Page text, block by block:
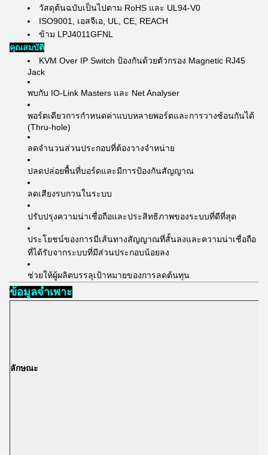
วัสดุต้นฉบับเป็นไปตาม RoHS และ UL94-V0
ISO9001, เอสจีเอ, UL, CE, REACH
ข้าม LPJ4011GFNL
คุณสมบัติ
KVM Over IP Switch ป้องกันด้วยตัวกรอง Magnetic RJ45
Jack
พบกับ IO-Link Masters และ Net Analyser
พอร์ตเดียวการกำหนดค่าแบบหลายพอร์ตและการวางซ้อนกันได้
(Thru-hole)
ลดจำนวนส่วนประกอบที่ต้องวางจำหน่าย
ปลดปล่อยพื้นที่บอร์ดและมีการป้องกันสัญญาณ
ลดเสียงรบกวนในระบบ
ปรับปรุงความน่าเชื่อถือและประสิทธิภาพของระบบที่ดีที่สุด
ประโยชน์ของการมีเส้นทางสัญญาณที่สั้นลงและความน่าเชื่อถือ
ที่ได้รับจากระบบที่มีส่วนประกอบน้อยลง
ช่วยให้ผู้ผลิตบรรลุเป้าหมายของการลดต้นทุน
ข้อมูลจำเพาะ
ลักษณะ